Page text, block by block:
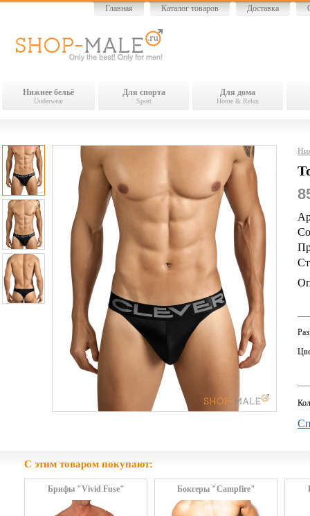
Главная Каталог товаров Доставка
Нижнее бельё
Underwear
Для спорта
Sport
Для дома
Home & Relax
С этим товаром покупают:
Брифы "Vivid Fuse" Боксеры "Campfire"